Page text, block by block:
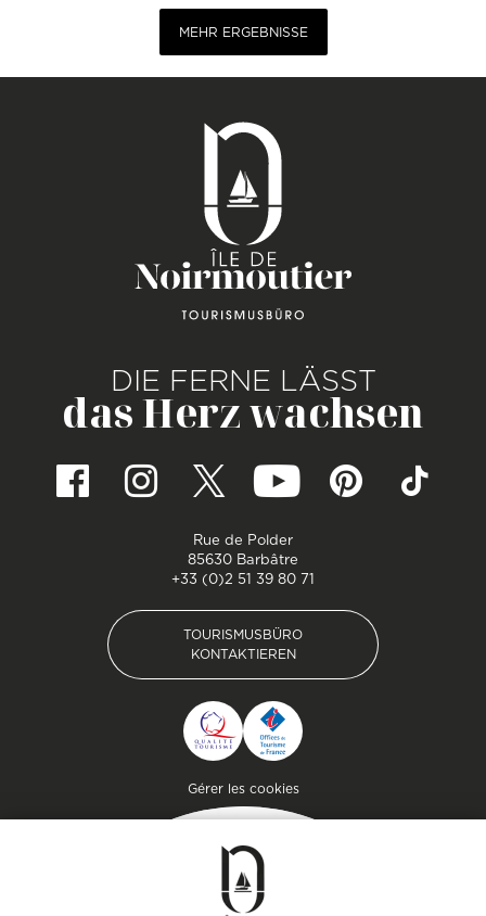
MEHR ERGEBNISSE
Gérer les cookies
DER INSEL
Lassen Sie sich inspirieren und
bereiten Sie Ihren Aufenthalt
auf der Insel Noirmoutier vor!
DIE FERNE LÄSST
das Herz wachsen
Rue de Polder
85630 Barbâtre
+33 (0)2 51 39 80 71
TOURISMUSBÜRO
KONTAKTIEREN
TOURISMUSBÜRO
KONTAKTIEREN